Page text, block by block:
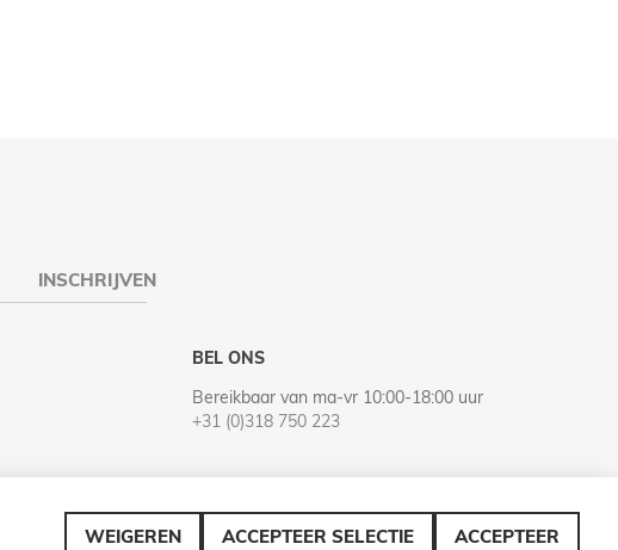
INSCHRIJVEN
BEL ONS
Bereikbaar van ma-vr 10:00-18:00 uur
+31 (0)318 750 223
WEIGEREN ACCEPTEER SELECTIE ACCEPTEER